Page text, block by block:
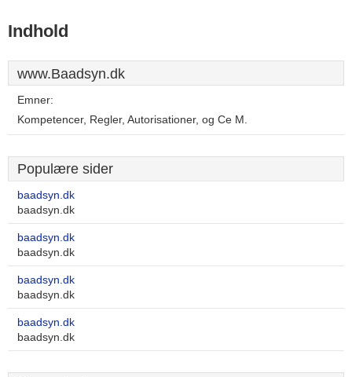
Indhold
www.Baadsyn.dk
Emner:
Kompetencer, Regler, Autorisationer, og Ce M.
Populære sider
baadsyn.dk
baadsyn.dk
baadsyn.dk
baadsyn.dk
baadsyn.dk
baadsyn.dk
baadsyn.dk
baadsyn.dk